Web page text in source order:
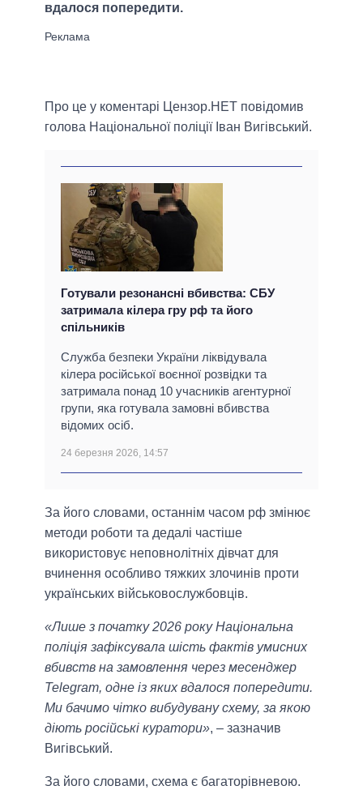
вдалося попередити.
Про це у коментарі Цензор.НЕТ повідомив
голова Національної поліції Іван Вигівський.
Готували резонансні вбивства: СБУ
затримала кілера гру рф та його
спільників
Служба безпеки України ліквідувала
кілера російської воєнної розвідки та
затримала понад 10 учасників агентурної
групи, яка готувала замовні вбивства
відомих осіб.
24 березня 2026, 14:57
За його словами, останнім часом рф змінює
методи роботи та дедалі частіше
використовує неповнолітніх дівчат для
вчинення особливо тяжких злочинів проти
українських військовослужбовців.
«Лише з початку 2026 року Національна
поліція зафіксувала шість фактів умисних
вбивств на замовлення через месенджер
Telegram, одне із яких вдалося попередити.
Ми бачимо чітко вибудувану схему, за якою
діють російські куратори», – зазначив
Вигівський.
За його словами, схема є багаторівневою.